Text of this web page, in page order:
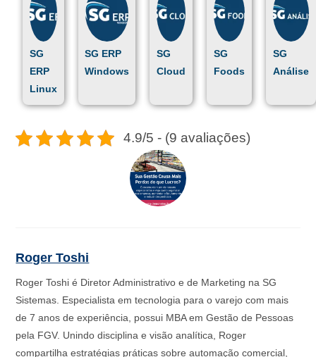
SG
ERP
Linux
SG ERP
Windows
SG
Cloud
SG
Foods
SG
Análise
4.9/5 - (9 avaliações)
Roger Toshi
Roger Toshi é Diretor Administrativo e de Marketing na SG
Sistemas. Especialista em tecnologia para o varejo com mais
de 7 anos de experiência, possui MBA em Gestão de Pessoas
pela FGV. Unindo disciplina e visão analítica, Roger
compartilha estratégias práticas sobre automação comercial,